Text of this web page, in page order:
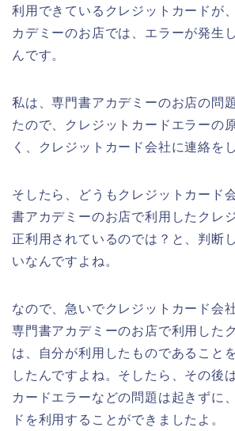
利用できているクレジットカードが
カデミーのお店では、エラーが発生
んです。
私は、専門書アカデミーのお店の問
たので、クレジットカードエラーの
く、クレジットカード会社に連絡を
そしたら、どうもクレジットカード
書アカデミーのお店で利用したクレ
正利用されているのでは？と、判断
いなんですよね。
なので、急いでクレジットカード会
専門書アカデミーのお店で利用した
は、自分が利用したものであること
したんですよね。そしたら、その後
カードエラーなどの問題は起きずに
ドを利用することができましたよ。